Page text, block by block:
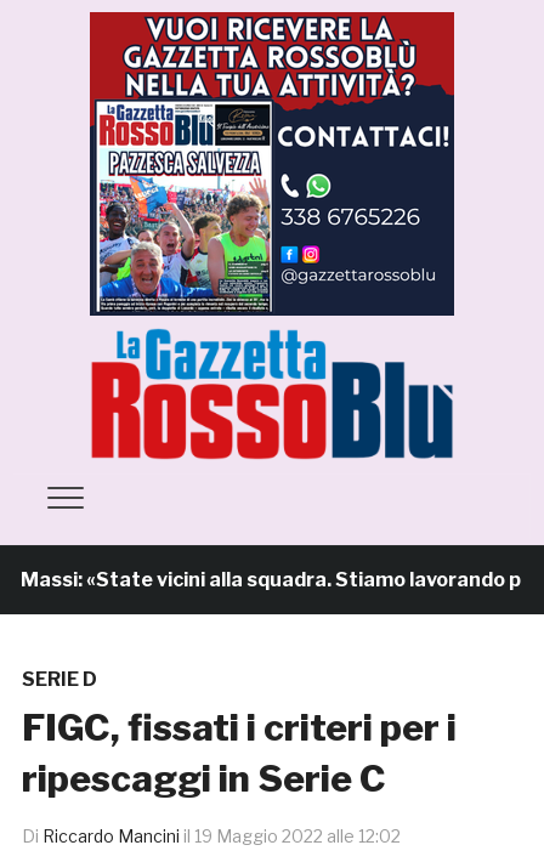
«State vicini alla squadra. Stiamo lavorando per
SERIE D
FIGC, fissati i criteri per i
ripescaggi in Serie C
Di Riccardo Mancini il 19 Maggio 2022 alle 12:02